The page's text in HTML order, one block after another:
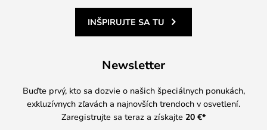
INŠPIRUJTE SA TU
Newsletter
Buďte prvý, kto sa dozvie o našich špeciálnych ponukách,
exkluzívnych zľavách a najnovších trendoch v osvetlení.
Zaregistrujte sa teraz a získajte 20 €*